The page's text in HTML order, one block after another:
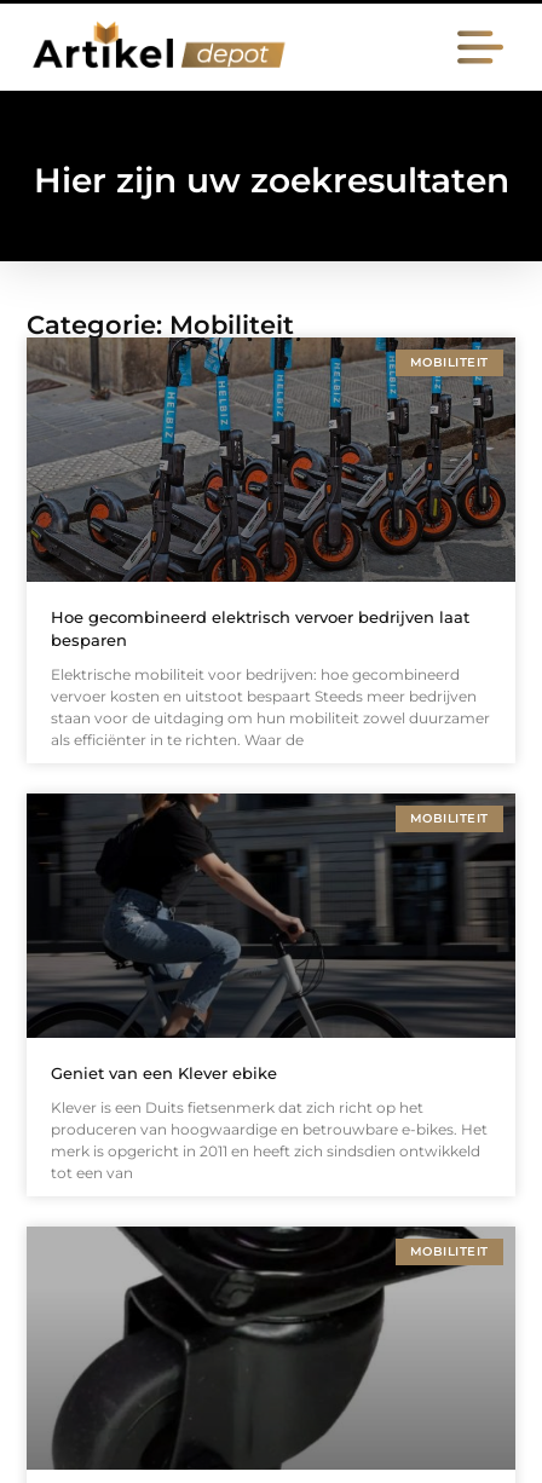
Hier zijn uw zoekresultaten
Categorie: Mobiliteit
MOBILITEIT
Hoe gecombineerd elektrisch vervoer bedrijven laat
besparen
Elektrische mobiliteit voor bedrijven: hoe gecombineerd
vervoer kosten en uitstoot bespaart Steeds meer bedrijven
staan voor de uitdaging om hun mobiliteit zowel duurzamer
als efficiënter in te richten. Waar de
MOBILITEIT
Geniet van een Klever ebike
Klever is een Duits fietsenmerk dat zich richt op het
produceren van hoogwaardige en betrouwbare e-bikes. Het
merk is opgericht in 2011 en heeft zich sindsdien ontwikkeld
tot een van
MOBILITEIT